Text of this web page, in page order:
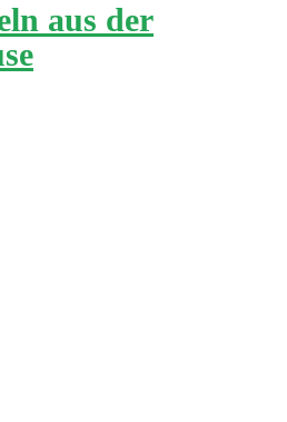
aus der